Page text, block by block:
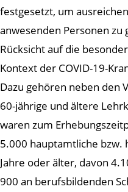
festgesetzt, um
anwesenden Personen
Rücksicht auf die
Kontext der COVID-19-
Dazu gehören neben den
60-jährige und ältere
waren zum
5.000 hauptamtliche
Jahre oder älter, davon
900 an berufsbildenden